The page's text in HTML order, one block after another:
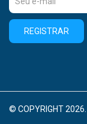
REGISTRAR
© COPYRIGHT